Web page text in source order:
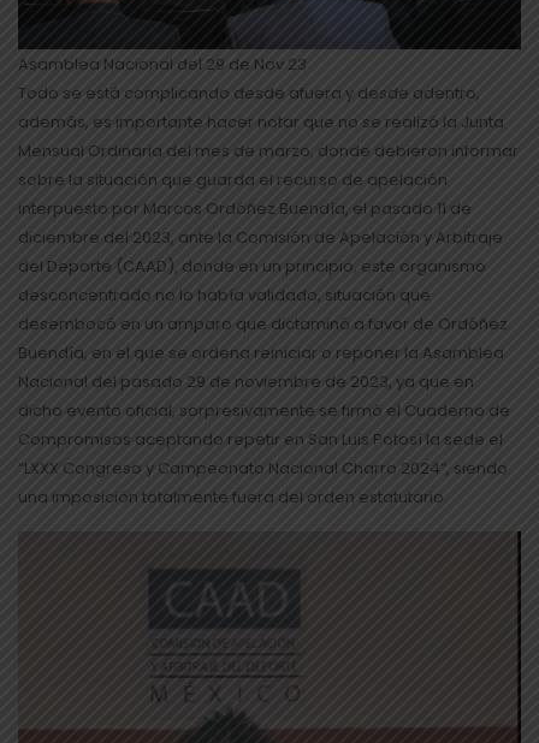
Asamblea Nacional del 29 de Nov 23
Todo se está complicando desde afuera y desde adentro,
además, es importante hacer notar que no se realizó la Junta
Mensual Ordinaria del mes de marzo, donde debieron informar
sobre la situación que guarda el recurso de apelación
interpuesto por Marcos Ordóñez Buendía, el pasado 11 de
diciembre del 2023, ante la Comisión de Apelación y Arbitraje
del Deporte (CAAD), donde en un principio, este organismo
desconcentrado no lo había validado, situación que
desembocó en un amparo que dictaminó a favor de Ordóñez
Buendía, en el que se ordena reiniciar o reponer la Asamblea
Nacional del pasado 29 de noviembre de 2023, ya que en
dicho evento oficial, sorpresivamente se firmó el Cuaderno de
Compromisos aceptando repetir en San Luis Potosí la sede el
“LXXX Congreso y Campeonato Nacional Charro 2024”, siendo
una imposición totalmente fuera del orden estatutario.